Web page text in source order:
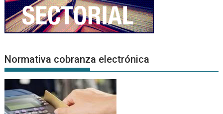
Normativa cobranza electrónica